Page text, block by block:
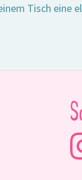
Tisch eine